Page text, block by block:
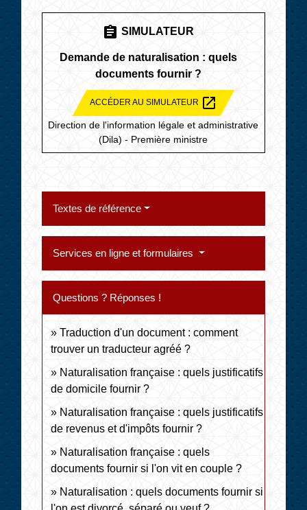
assignment SIMULATEUR
Demande de naturalisation : quels
documents fournir ?
ACCÉDER AU SIMULATEUR open_in_new
Direction de l'information légale et administrative
(Dila) - Première ministre
Textes de référence
Services en ligne et formulaires
Questions ? Réponses !
Traduction d'un document : comment
trouver un traducteur agréé ?
Naturalisation française : quels justificatifs
de domicile fournir ?
Naturalisation française : quels justificatifs
de revenus et d'impôts fournir ?
Naturalisation française : quels
documents fournir si l'on vit en couple ?
Naturalisation : quels documents fournir si